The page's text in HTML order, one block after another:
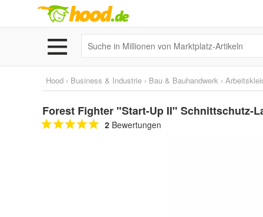
Hood › Business & Industrie › Bau & Bauhandwerk ›
Forest Fighter "Start-Up II" Schnittschutz-
2 Bewertungen